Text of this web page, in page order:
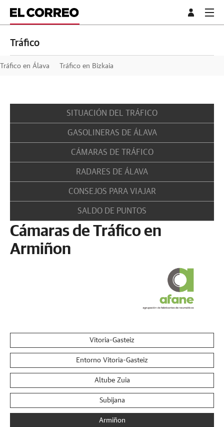
Tráfico
Tráfico en Álava Tráfico en Bizkaia
Cámaras de Tráfico en
Armiñon
SITUACIÓN DEL TRÁFICO
GASOLINERAS DE ÁLAVA
CÁMARAS DE TRÁFICO
RADARES DE ÁLAVA
CONSEJOS PARA VIAJAR
SALDO DE PUNTOS
Vitoria-Gasteiz
Entorno Vitoria-Gasteiz
Altube Zuia
Subijana
Armiñon